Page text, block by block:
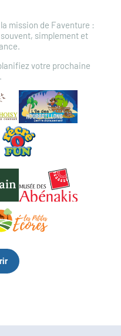
mission de Faventure :
simplement et
votre prochaine